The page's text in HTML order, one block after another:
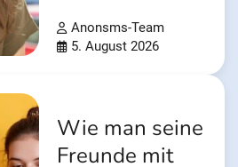
Anonsms-Team
5. August 2026
Wie man seine
Freunde mit